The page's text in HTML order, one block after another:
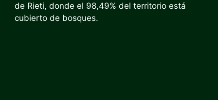
de Rieti, donde el 98,49% del territorio está
cubierto de bosques.